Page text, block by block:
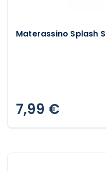
Materassino Splash
7,99 €